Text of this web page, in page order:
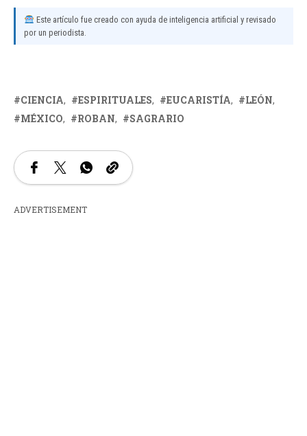
Este artículo fue creado con ayuda de inteligencia artificial y revisado
por un periodista.
CIENCIA ESPIRITUALES EUCARISTÍA
LEÓN
MÉXICO
ROBAN SAGRARIO
ADVERTISEMENT